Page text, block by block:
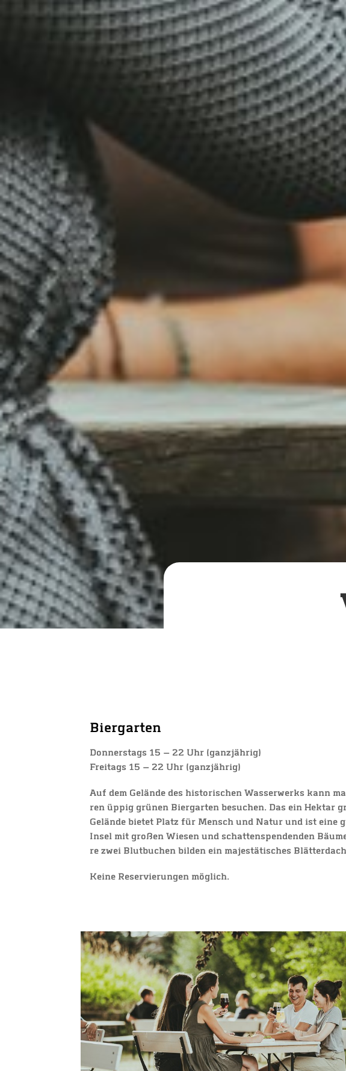
Bier­gar­ten
Don­ners­tags 15 — 22 Uhr (ganz­jäh­rig)
Frei­tags 15 — 22 Uhr (ganz­jäh­rig)
Auf dem Gelän­de des his­to­ri­schen Was­ser­werks kann
ren üppig grü­nen Bier­gar­tenbesu­chen. Das ein Hekt­ar
Gelän­de bie­tet Platz für Mensch und Natur und ist eine
Insel mit gro­ßen Wie­sen und schat­ten­spen­den­den
re zwei Blut­bu­chenbilden ein majes­tä­ti­sches
Kei­ne Reser­vie­run­gen möglich.